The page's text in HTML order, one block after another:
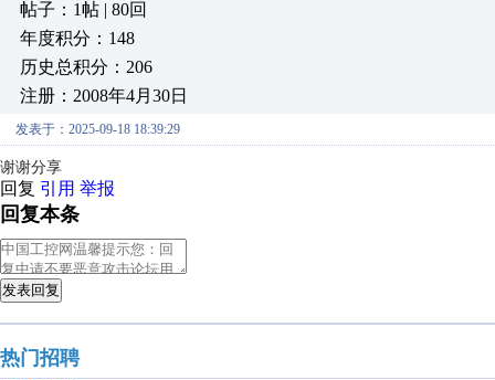
帖子：1帖 | 80回
年度积分：148
历史总积分：206
注册：2008年4月30日
发表于：2025-09-18 18:39:29
谢谢分享
回复 引用 举报
回复本条
发表回复
热门招聘